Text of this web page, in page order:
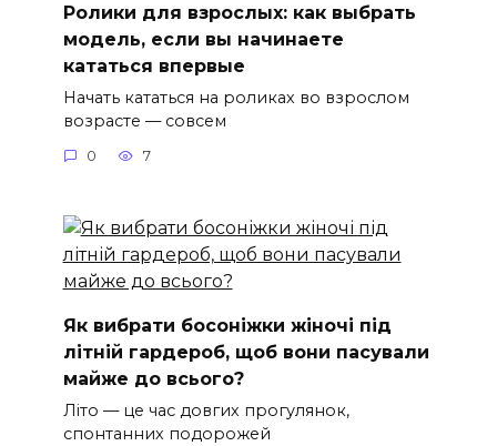
Ролики для взрослых: как выбрать
модель, если вы начинаете
кататься впервые
Начать кататься на роликах во взрослом
возрасте — совсем
0 7
Як вибрати босоніжки жіночі під
літній гардероб, щоб вони пасували
майже до всього?
Літо — це час довгих прогулянок,
спонтанних подорожей